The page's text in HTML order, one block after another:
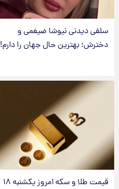
سلفی دیدنی نیوشا ضیغمی و
دخترش؛ بهترین حال جهان را دارم!
قیمت طلا و سکه امروز یکشنبه ۱۸